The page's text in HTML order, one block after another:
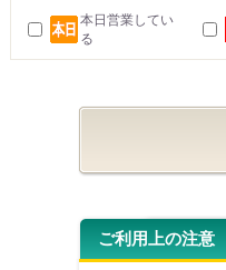
本日営業してい
る
ご利用上の注意